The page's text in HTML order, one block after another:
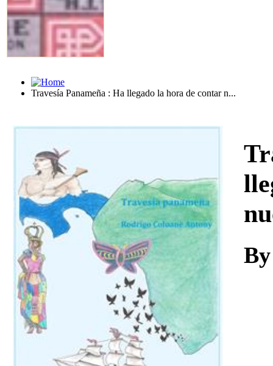
Travesía Panameña : Ha llegado la hora de contar n...